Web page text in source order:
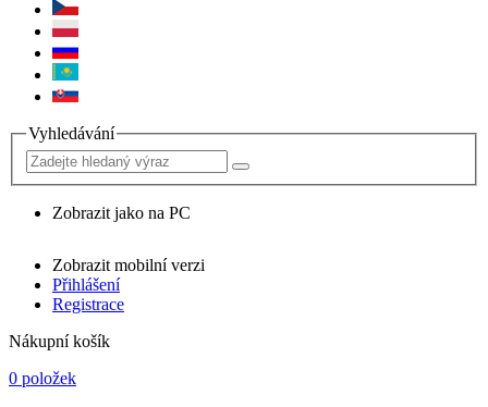
Vyhledávání
Zobrazit jako na PC
Zobrazit mobilní verzi
Přihlášení
Registrace
Nákupní košík
0 položek